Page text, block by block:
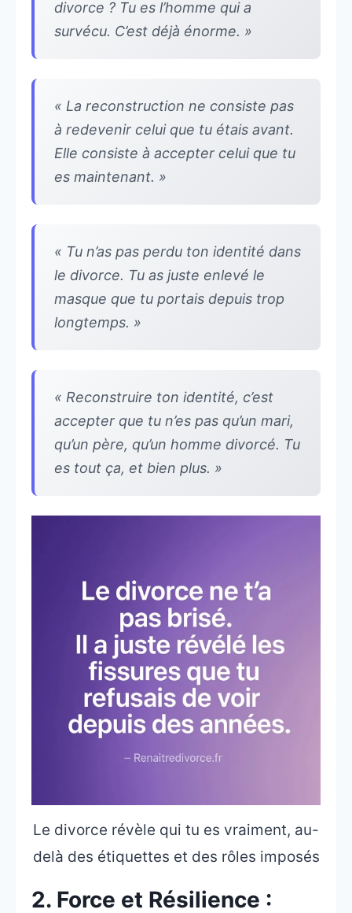
divorce ? Tu es l’homme qui a
survécu. C’est déjà énorme. »
« La reconstruction ne consiste pas
à redevenir celui que tu étais avant.
Elle consiste à accepter celui que tu
es maintenant. »
« Tu n’as pas perdu ton identité dans
le divorce. Tu as juste enlevé le
masque que tu portais depuis trop
longtemps. »
« Reconstruire ton identité, c’est
accepter que tu n’es pas qu’un mari,
qu’un père, qu’un homme divorcé. Tu
es tout ça, et bien plus. »
Le divorce révèle qui tu es vraiment, au-
delà des étiquettes et des rôles imposés
2. Force et Résilience :